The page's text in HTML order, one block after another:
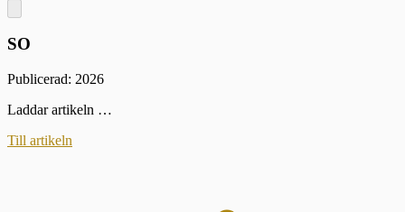
SO
Publicerad: 2026
Laddar artikeln …
Till artikeln